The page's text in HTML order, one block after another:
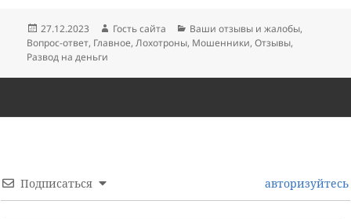
Опубликовано
27.12.2023 Автор
Гость сайта Рубрики
Ваши отзывы и жалобы,
Вопрос-ответ, Главное,Лохотроны, Мошенники,Отзывы,
Развод на деньги
Подписаться авторизуйтесь